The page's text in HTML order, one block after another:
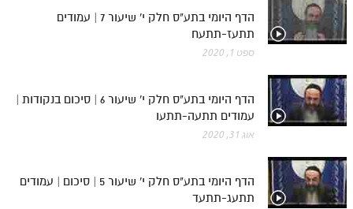
הדף היומי בתע"ס חלק י' שיעור 7 | עמודים
תתעז-תתעח
ספט 1, 2020
הדף היומי בתע"ס חלק י' שיעור 6 | סיכום בנקודות |
עמודים תתעה-תתעו
אוג 31, 2020
הדף היומי בתע"ס חלק י' שיעור 5 | סיכום | עמודים
תתעג-תתעד